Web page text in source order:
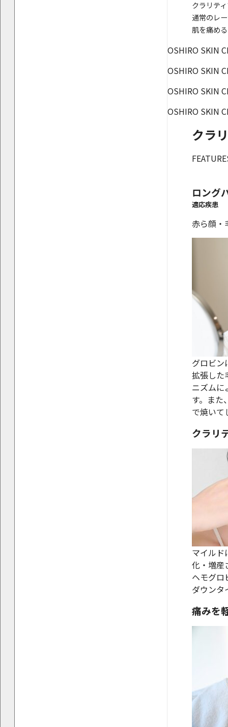
クラリテ
通常のレ
肌を痛め
OSHIRO SKIN
OSHIRO SKIN
OSHIRO SKIN
OSHIRO SKIN
クラ
ロング
適応疾患
赤ら顔・
グロビン
拡張した
ニズムに
す。また
で焼いて
クラリ
マイルド
化・増産
ヘモグロ
ダウンタ
痛みを